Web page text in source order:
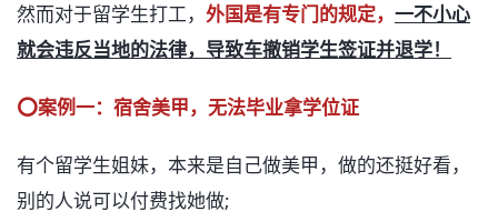
然而对于留学生打工， 外国是有专门的规定， 一不小心
就会违反当地的法律，导致车撤销学生签证并退学！
⭕案例一：宿舍美甲，无法毕业拿学位证
有个留学生姐妹，本来是自己做美甲，做的还挺好看，
别的人说可以付费找她做;